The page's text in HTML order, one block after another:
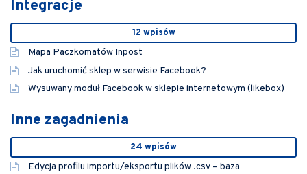
Integracje
12 wpisów
Mapa Paczkomatów Inpost
Jak uruchomić sklep w serwisie Facebook?
Wysuwany moduł Facebook w sklepie internetowym (likebox)
Inne zagadnienia
24 wpisów
Edycja profilu importu/eksportu plików .csv – baza